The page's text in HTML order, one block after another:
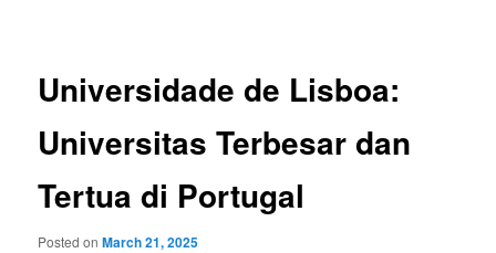
Universidade de Lisboa:
Universitas Terbesar dan
Tertua di Portugal
Posted onMarch 21, 2025